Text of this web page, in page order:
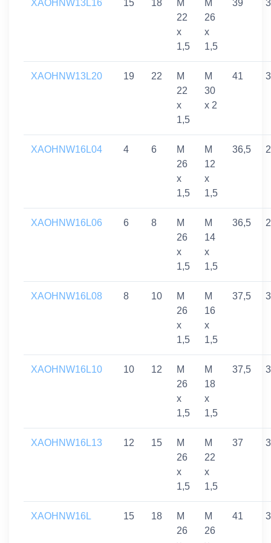
XAOHNW13L16 15 18
M
22
x
1,5
M
26
x
1,5
39
XAOHNW13L20 19 22
M
22
x
1,5
M
30
x 2
41
XAOHNW16L04 4 6
M
26
x
1,5
M
12
x
1,5
36,5
XAOHNW16L06 6 8
M
26
x
1,5
M
14
x
1,5
36,5
XAOHNW16L08 8 10
M
26
x
1,5
M
16
x
1,5
37,5
XAOHNW16L10 10 12
M
26
x
1,5
M
18
x
1,5
37,5
XAOHNW16L13 12 15
M
26
x
1,5
M
22
x
1,5
37
XAOHNW16L 15 18
M
26
M
26
41